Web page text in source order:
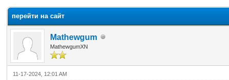
перейти на сайт
Mathewgum
MathewgumXN
11-17-2024, 12:01 AM